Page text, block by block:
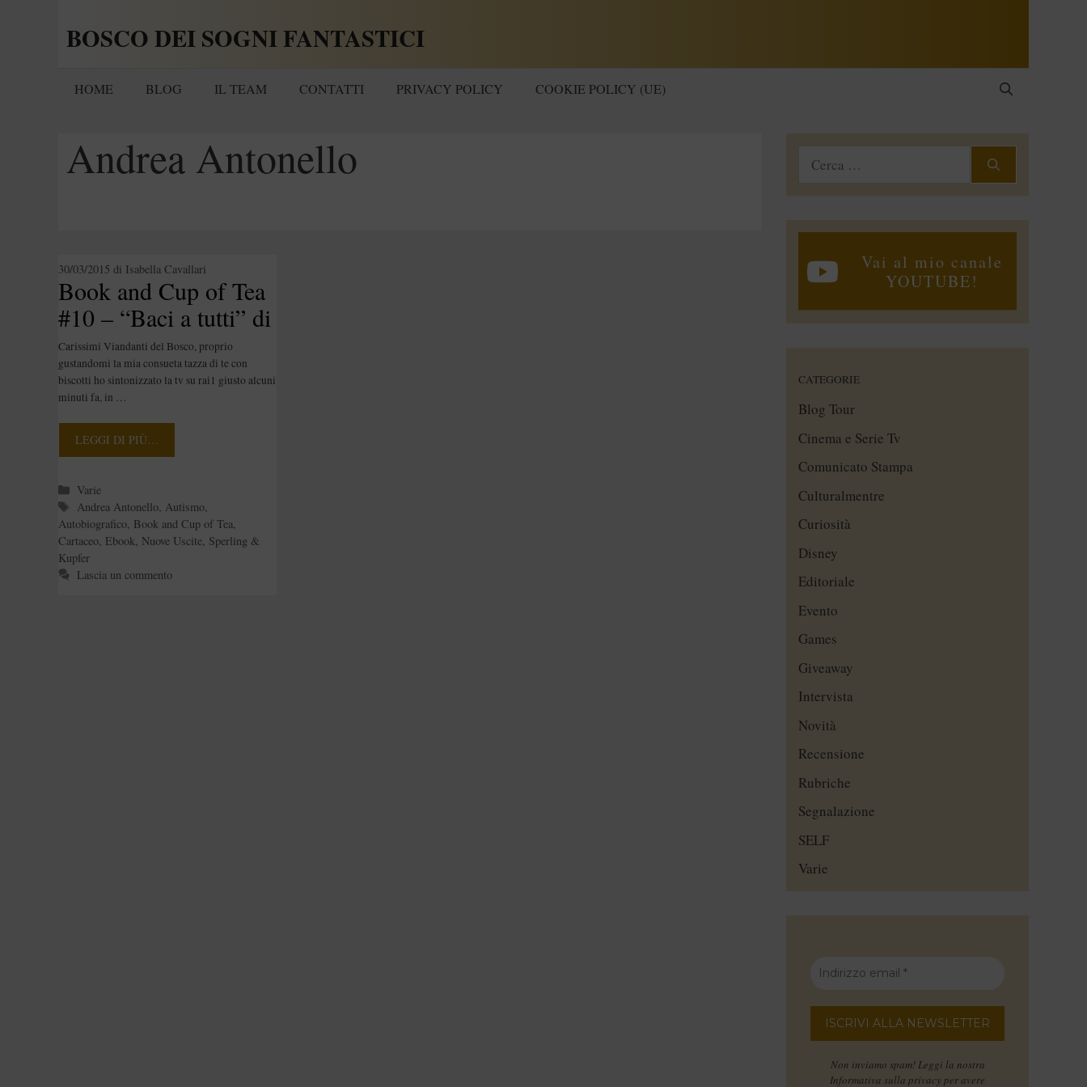
BOSCO DEI SOGNI FANTASTICI
HOME BLOG IL TEAM CONTATTI PRIVACY POLICY COOKIE POLICY (UE)
Andrea Antonello
Book and Cup of Tea
#10 – “Baci a tutti” di
Andrea Antonello
30/03/2015 di Isabella Cavallari
Carissimi Viandanti del Bosco, proprio
gustandomi la mia consueta tazza di te con
biscotti ho sintonizzato la tv su rai1 giusto alcuni
minuti fa, in …
LEGGI DI PIÙ…
Categorie
Varie
Tag
Andrea Antonello Autismo
Autobiografico Book and Cup of Tea
Cartaceo Ebook Nuove Uscite Sperling &
Kupfer
Lascia un commento
Ricerca
Vai al mio canale
YOUTUBE!
CATEGORIE
Blog Tour
Cinema e Serie Tv
Comunicato Stampa
Culturalmentre
Curiosità
Disney
Editoriale
Evento
Games
Giveaway
Intervista
Novità
Recensione
Rubriche
Segnalazione
SELF
Varie
Non inviamo spam! Leggi la nostra
Informativa sulla privacy per avere